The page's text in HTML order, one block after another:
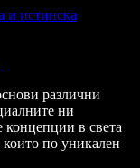
и истинска
различни
ни
в света
по уникален